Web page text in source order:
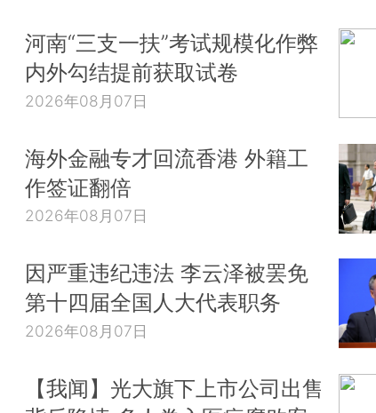
河南“三支一扶”考试规模化作弊
内外勾结提前获取试卷
2026年08月07日
海外金融专才回流香港 外籍工
作签证翻倍
2026年08月07日
因严重违纪违法 李云泽被罢免
第十四届全国人大代表职务
2026年08月07日
【我闻】光大旗下上市公司出售